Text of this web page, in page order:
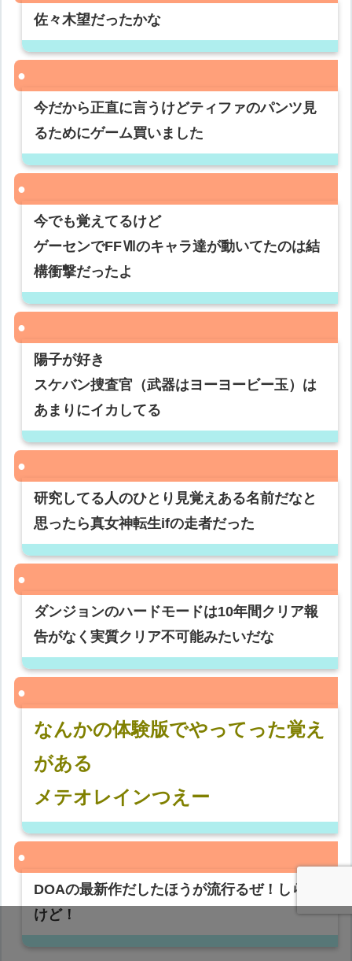
佐々木望だったかな
今だから正直に言うけどティファのパンツ見
るためにゲーム買いました
今でも覚えてるけど
ゲーセンでFFⅦのキャラ達が動いてたのは結
構衝撃だったよ
陽子が好き
スケバン捜査官（武器はヨーヨービー玉）は
あまりにイカしてる
研究してる人のひとり見覚えある名前だなと
思ったら真女神転生ifの走者だった
ダンジョンのハードモードは10年間クリア報
告がなく実質クリア不可能みたいだな
なんかの体験版でやってった覚え
がある
メテオレインつえー
DOAの最新作だしたほうが流行るぜ！しらん
けど！